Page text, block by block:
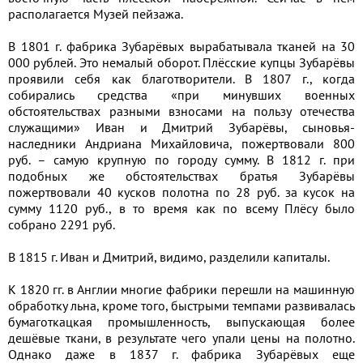
располагается Музей пейзажа.
В 1801 г. фабрика Зубарёвых вырабатывала тканей на 30
000 рублей. Это немалый оборот. Плёсские купцы Зубарёвы
проявили себя как благотворители. В 1807 г., когда
собирались средства «при минувших военных
обстоятельствах разными взносами на пользу отечества
служащими» Иван и Дмитрий Зубарёвы, сыновья-
наследники Андриана Михайловича, пожертвовали 800
руб. – самую крупную по городу сумму. В 1812 г. при
подобных же обстоятельствах братья Зубарёвы
пожертвовали 40 кусков полотна по 28 руб. за кусок на
сумму 1120 руб., в то время как по всему Плёсу было
собрано 2291 руб.
В 1815 г. Иван и Дмитрий, видимо, разделили капиталы.
К 1820 гг. в Англии многие фабрики перешли на машинную
обработку льна, кроме того, быстрыми темпами развивалась
бумаготкацкая промышленность, выпускающая более
дешёвые ткани, в результате чего упали цены на полотно.
Однако даже в 1837 г. фабрика Зубарёвых еще